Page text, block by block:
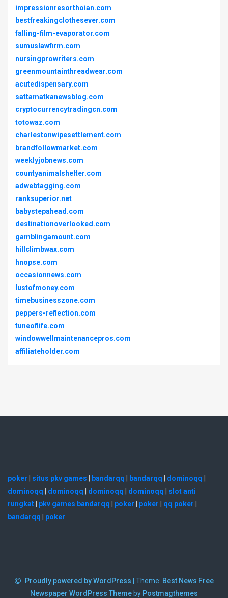
impressionresorthoian.com
bestfreakingclothesever.com
falling-film-evaporator.com
sumuslawfirm.com
nursingprowriters.com
greenmountainthreadwear.com
acutedispensary.com
sattamatkanewsblog.com
cryptocurrencytradingcn.com
totowaz.com
charlestonwipesettlement.com
brandfollowmarket.com
weeklyjobnews.com
countyanimalshelter.com
adwebtagging.com
ranksuperior.net
babystepahead.com
destinationoverlooked.com
gamblingamount.com
hillclimbwax.com
hnopse.com
occasionnews.com
lustofmoney.com
timebusinesszone.com
peppers-reflection.com
tuneoflife.com
windowwellmaintenancepros.com
affiliateholder.com
poker situs pkv games bandarqq bandarqq dominoqq
dominoqq
dominoqq dominoqq dominoqq
slot anti
rungkat
pkv games bandarqq poker poker qq poker
bandarqq
poker
Proudly powered by WordPress Theme: Best News Free
Newspaper WordPress Theme by Postmagthemes